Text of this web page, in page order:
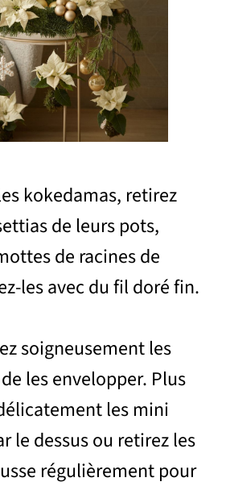
kokedamas, retirez
de leurs pots,
de racines de
les avec du fil doré fin.
soigneusement les
les envelopper. Plus
les mini
le dessus ou retirez les
régulièrement pour